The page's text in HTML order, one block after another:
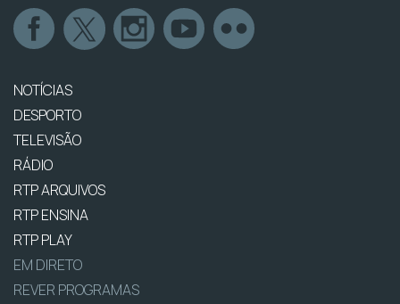
NOTÍCIAS
DESPORTO
TELEVISÃO
RÁDIO
RTP ARQUIVOS
RTP ENSINA
RTP PLAY
EM DIRETO
REVER PROGRAMAS